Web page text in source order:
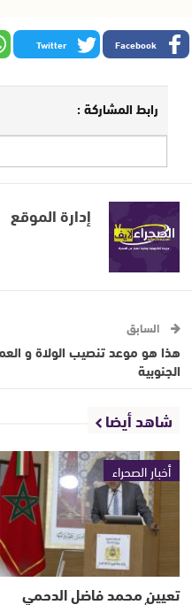
Facebook
Twitter
رابط المشاركة :
إدارة الموقع
السابق
هذا هو موعد تنصيب الولاة و
الجنوبية
شاهد أيضا
أخبار الصحراء
تعيين محمد فاضل الدحمي